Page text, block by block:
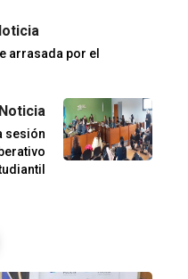
arrasada por el
sesión